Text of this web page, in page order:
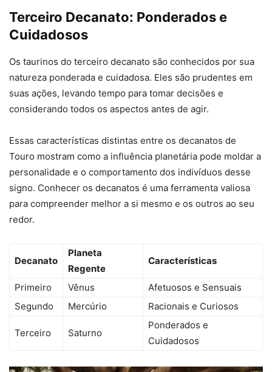
Terceiro Decanato: Ponderados e
Cuidadosos
Os taurinos do terceiro decanato são conhecidos por sua
natureza ponderada e cuidadosa. Eles são prudentes em
suas ações, levando tempo para tomar decisões e
considerando todos os aspectos antes de agir.
Essas características distintas entre os decanatos de
Touro mostram como a influência planetária pode moldar a
personalidade e o comportamento dos indivíduos desse
signo. Conhecer os decanatos é uma ferramenta valiosa
para compreender melhor a si mesmo e os outros ao seu
redor.
Decanato
Planeta
Regente
Características
Primeiro Vênus
Afetuosos e Sensuais
Segundo
Mercúrio Racionais e Curiosos
Terceiro Saturno
Ponderados e
Cuidadosos